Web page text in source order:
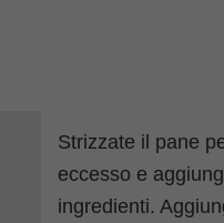
Strizzate il pane
eccesso e
ingredienti.